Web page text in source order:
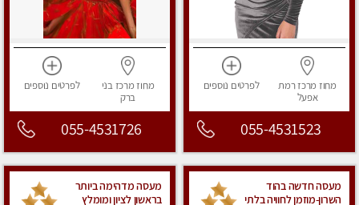
מחוז מרכזרמת
אפעל
לפרטים נוספים
055-4531523
מחוז מרכז בני
ברק
לפרטים נוספים
055-4531726
מעסה חדשה בהוד
השרון-מוזמן לחוויה בלתי
מעסה מדהימה ביותר
בראשון לציון ומומלץ